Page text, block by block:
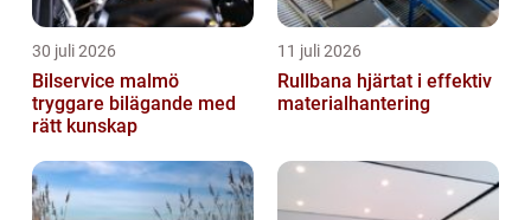
30 juli 2026
Bilservice malmö
tryggare bilägande med
rätt kunskap
11 juli 2026
Rullbana hjärtat i effektiv
materialhantering